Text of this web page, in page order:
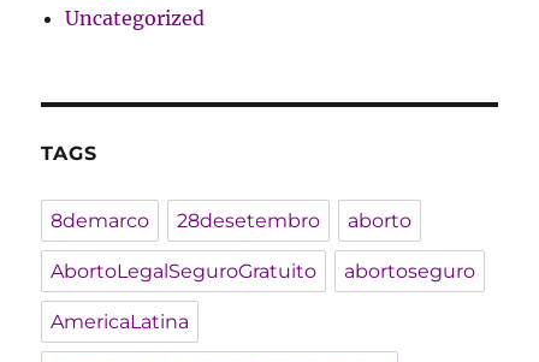
Uncategorized
TAGS
8demarco 28desetembro aborto
AbortoLegalSeguroGratuito abortoseguro
AmericaLatina